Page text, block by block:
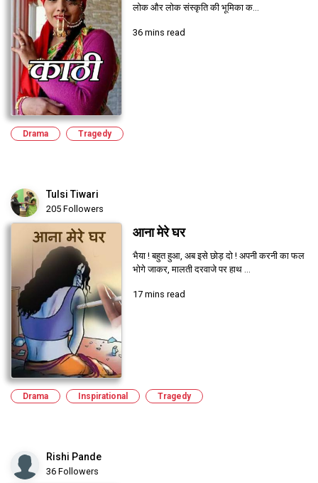
लोक और लोक संस्कृति की भूमिका क...
36 mins read
Drama Tragedy
Tulsi Tiwari
205 Followers
आना मेरे घर
भैया ! बहुत हुआ, अब इसे छोड़ दो ! अपनी करनी का फल
भोगे जाकर, मालती दरवाजे पर हाथ ...
17 mins read
Drama Inspirational Tragedy
Rishi Pande
36 Followers